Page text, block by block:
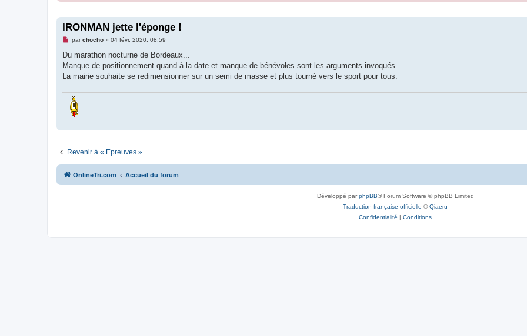
IRONMAN jette l'éponge !
M
s
a
g
o
n
l
u
parchocho» 04 févr. 2020, 08:59
Du marathon nocturne de Bordeaux...
Manque de positionnement quand à la date et manque de bénévoles sont les arguments invoqués.
La mairie souhaite se redimensionner sur un semi de masse et plus tourné vers le sport pour tous.
Revenir à « Epreuves »
OnlineTri.com Accueil du forum
Développé parphpBB® Forum Software © phpBB Limited
Traduction française officielle ©Qiaeru
Confidentialité | Conditions